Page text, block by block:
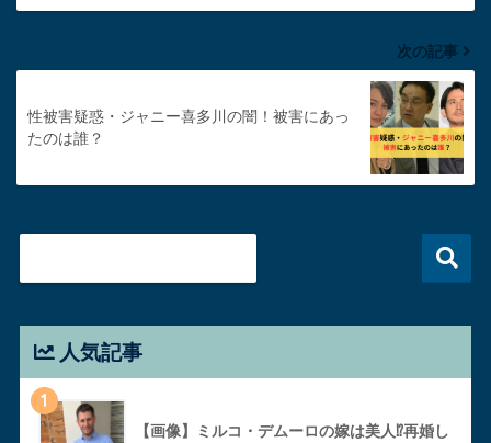
次の記事
性被害疑惑・ジャニー喜多川の闇！被害にあっ
たのは誰？
人気記事
1
【画像】ミルコ・デムーロの嫁は美人⁉︎再婚し